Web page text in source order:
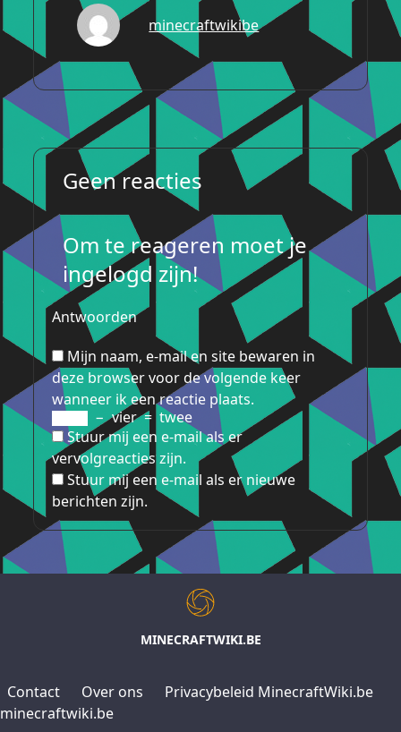
minecraftwikibe
Geen reacties
Om te reageren moet je
ingelogd zijn!
Antwoorden
Mijn naam, e-mail en site bewaren in
deze browser voor de volgende keer
wanneer ik een reactie plaats.
−vier= twee
Stuur mij een e-mail als er
vervolgreacties zijn.
Stuur mij een e-mail als er nieuwe
berichten zijn.
MINECRAFTWIKI.BE
Contact Over ons
Privacybeleid MinecraftWiki.be
minecraftwiki.be